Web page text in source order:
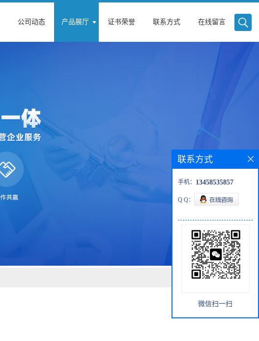
公司动态 产品展厅 证书荣誉 联系方式 在线留言
联系方式
手机： 13458535857
Q Q：
微信扫一扫